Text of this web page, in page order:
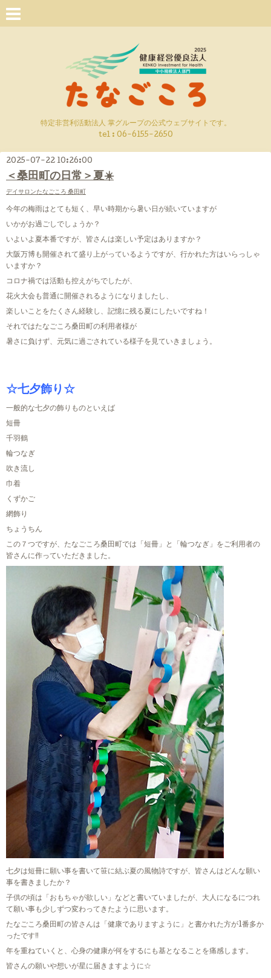
特定非営利活動法人 掌グループの公式ウェブサイトです。
tel : 06-6155-2650
2025-07-22 10:26:00
＜桑田町の日常＞夏☀️
デイサロンたなごころ 桑田町
今年の梅雨はとても短く、早い時期から暑い日が続いていますが
いかがお過ごしでしょうか？
いよいよ夏本番ですが、皆さんは楽しい予定はありますか？
大阪万博も開催されて盛り上がっているようですが、行かれた方はいらっしゃ
いますか？
コロナ禍では活動も控えがちでしたが、
花火大会も普通に開催されるようになりましたし、
楽しいことをたくさん経験し、記憶に残る夏にしたいですね！
それではたなごころ桑田町の利用者様が
暑さに負けず、元気に過ごされている様子を見ていきましょう。
☆七夕飾り☆
一般的な七夕の飾りものといえば
短冊
千羽鶴
輪つなぎ
吹き流し
巾着
くずかご
網飾り
ちょうちん
この７つですが、たなごころ桑田町では「短冊」と「輪つなぎ」をご利用者の
皆さんに作っていただきました。
七夕は短冊に願い事を書いて笹に結ぶ夏の風物詩ですが、皆さんはどんな願い
事を書きましたか？
子供の頃は「おもちゃが欲しい」などと書いていましたが、大人になるにつれ
て願い事も少しずつ変わってきたように思います。
たなごころ桑田町の皆さんは「健康でありますように」と書かれた方が1番多か
ったです‼
年を重ねていくと、心身の健康が何をするにも基となることを痛感します。
皆さんの願いや想いが星に届きますように☆